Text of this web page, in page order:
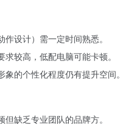
作设计）需一定时间熟悉。
求较高，低配电脑可能卡顿。
象的个性化程度仍有提升空间。
但缺乏专业团队的品牌方。